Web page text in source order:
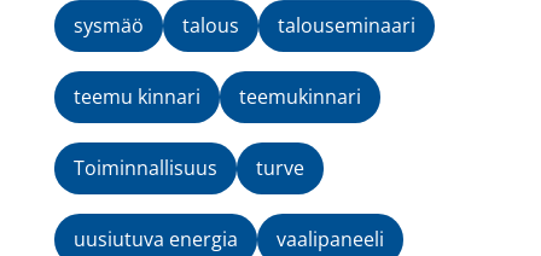
sysmäö talous talouseminaari
teemu kinnari teemukinnari
Toiminnallisuus turve
uusiutuva energia vaalipaneeli